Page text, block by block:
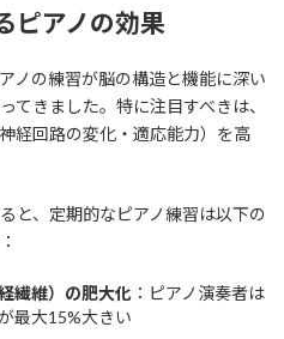
ピアノの効果
ノの練習が脳の構造と機能に深い
てきました。特に注目すべきは、
経回路の変化・適応能力）を高
と、定期的なピアノ練習は以下の
繊維）の肥大化 ：ピアノ演奏者は
最大15%大きい